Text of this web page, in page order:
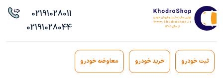
02191028011
02191028044
ثبت خودرو خرید خودرو معاوضه خودرو